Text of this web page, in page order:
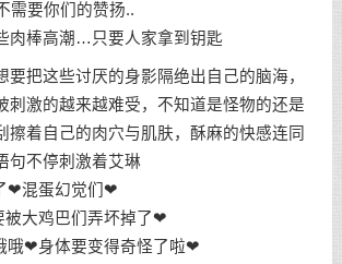
需要你们的赞扬..
肉棒高潮…只要人家拿到钥匙
要把这些讨厌的身影隔绝出自己的脑海，
刺激的越来越难受，不知道是怪物的还是
擦着自己的肉穴与肌肤，酥麻的快感连同
句不停刺激着艾琳
❤混蛋幻觉们❤
大鸡巴们弄坏掉了❤
哦❤身体要变得奇怪了啦❤